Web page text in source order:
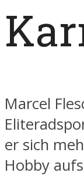
Marcel
er sich
Hobby